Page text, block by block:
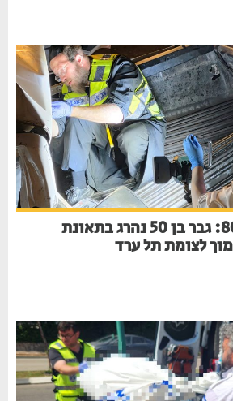
טרגדיה בכביש 80: גבר בן 50 נהרג בתאונת
לצומת תל ערד